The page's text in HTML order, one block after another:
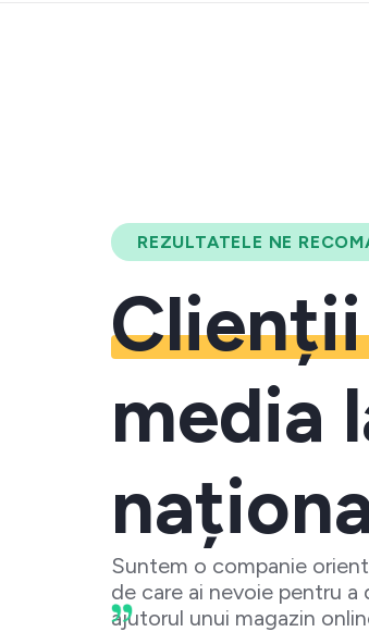
REZULTATELE NE
media
Suntem o companie
de care ai nevoie pentru
ajutorul unui magazin